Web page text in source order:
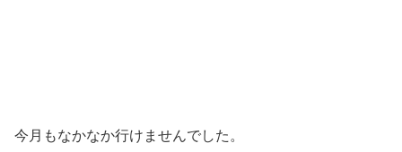
今月もなかなか行けませんでした。